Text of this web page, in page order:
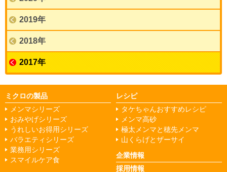
2019年
2018年
2017年
ミクロの製品
メンマシリーズ
おみやげシリーズ
うれしいお得用シリーズ
バラエティシリーズ
業務用シリーズ
スマイルケア食
レシピ
タケちゃんおすすめレシピ
メンマ高砂
極太メンマと穂先メンマ
山くらげとザーサイ
企業情報
採用情報